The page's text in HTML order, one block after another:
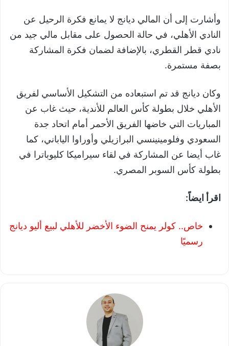
وأشارت إلى أن المالي ديانج لا يمانع فكرة الرحيل عن
النادي الأهلي، في حالة الحصول على مقابل مالي جيد من
نادي قطر القطري، بالإضافة لضمان فكرة المشاركة
بصفة مستمرة.
وكان ديانج قد تم استبعاده من التشكيل الأساسي لفريق
الأهلي خلال بطولة كأس العالم للأندية، حيث غاب عن
المباريات التي خاضها الفريق الأحمر أمام اتحاد جدة
السعودي وفلومينينسي البرازيلي وأوراوا الياباني، كما
غاب أيضا عن المشاركة في لقاء سيراميكا كليوباترا في
بطولة كأس السوبر المصري.
اقرأ ايضاً:
خاص.. كولر يمنح الضوء الأخضر للأهلي لبيع أليو ديانج
رسميًا